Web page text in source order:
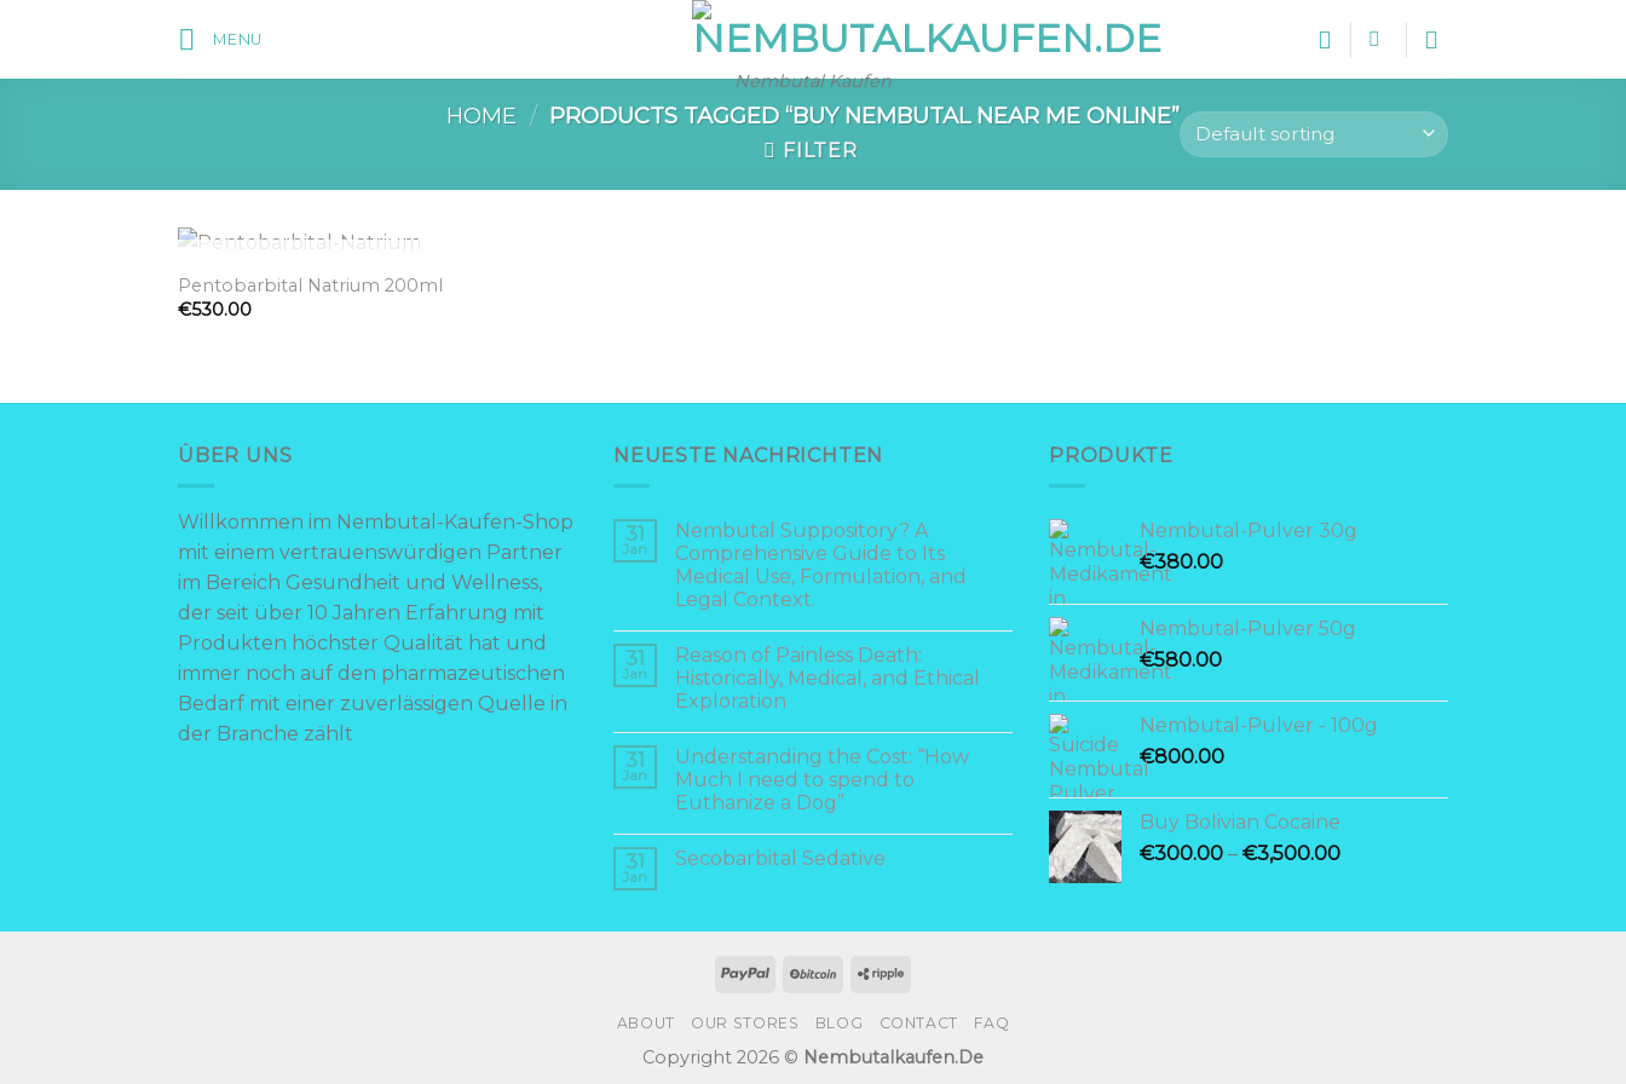
content
Nembutal Kaufen
MENU
HOME / PRODUCTS TAGGED “BUY NEMBUTAL NEAR ME ONLINE”
FILTER
OUT OF STOCK
Pentobarbital Natrium 200ml
€530.00
ÜBER UNS
Willkommen im Nembutal-Kaufen-Shop
mit einem vertrauenswürdigen Partner
im Bereich Gesundheit und Wellness,
der seit über 10 Jahren Erfahrung mit
Produkten höchster Qualität hat und
immer noch auf den pharmazeutischen
Bedarf mit einer zuverlässigen Quelle in
der Branche zählt
NEUESTE NACHRICHTEN
31
Jan
Nembutal Suppository? A
Comprehensive Guide to Its
Medical Use, Formulation, and
Legal Context.
31
Jan
Reason of Painless Death:
Historically, Medical, and Ethical
Exploration
31
Jan
Understanding the Cost: “How
Much I need to spend to
Euthanize a Dog”
31
Jan
Secobarbital Sedative
PRODUKTE
Nembutal-Pulver 30g
€380.00
Nembutal-Pulver 50g
€580.00
Nembutal-Pulver - 100g
€800.00
Buy Bolivian Cocaine
€300.00 – €3,500.00Price
through
ABOUT OUR STORES BLOG CONTACT FAQ
Copyright 2026 © Nembutalkaufen.De